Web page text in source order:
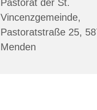
Pastorat der St.
Vincenzgemeinde,
Pastoratstraße 25,
Menden